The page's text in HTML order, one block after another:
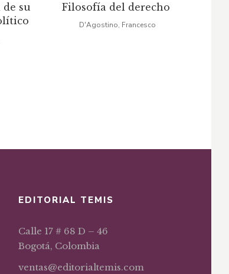
su
precio
Filosofía del derecho
precio
original
precio
actual
D'Agostino, Francesco
EDITORIAL TEMIS
Calle 17 # 68 D – 46
Bogotá, Colombia
ventas@editorialtemis.com